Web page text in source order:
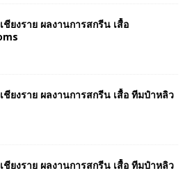
ชียงราย ผลงานการสกรีน เสื้อ
ชียงราย ผลงานการสกรีน เสื้อ ทีมป๋าหลิว
ชียงราย ผลงานการสกรีน เสื้อ ทีมป๋าหลิว